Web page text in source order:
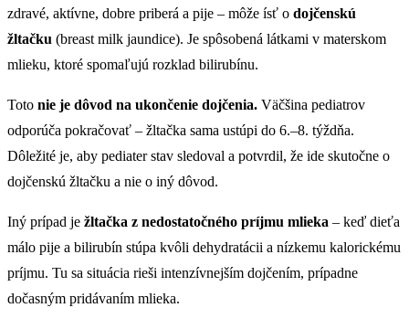
zdravé, aktívne, dobre priberá a pije – môže ísť o dojčenskú
žltačku (breast milk jaundice). Je spôsobená látkami v materskom
mlieku, ktoré spomaľujú rozklad bilirubínu.
Toto nie je dôvod na ukončenie dojčenia. Väčšina pediatrov
odporúča pokračovať – žltačka sama ustúpi do 6.–8. týždňa.
Dôležité je, aby pediater stav sledoval a potvrdil, že ide skutočne o
dojčenskú žltačku a nie o iný dôvod.
Iný prípad je žltačka z nedostatočného príjmu mlieka – keď dieťa
málo pije a bilirubín stúpa kvôli dehydratácii a nízkemu kalorickému
príjmu. Tu sa situácia rieši intenzívnejším dojčením, prípadne
dočasným pridávaním mlieka.